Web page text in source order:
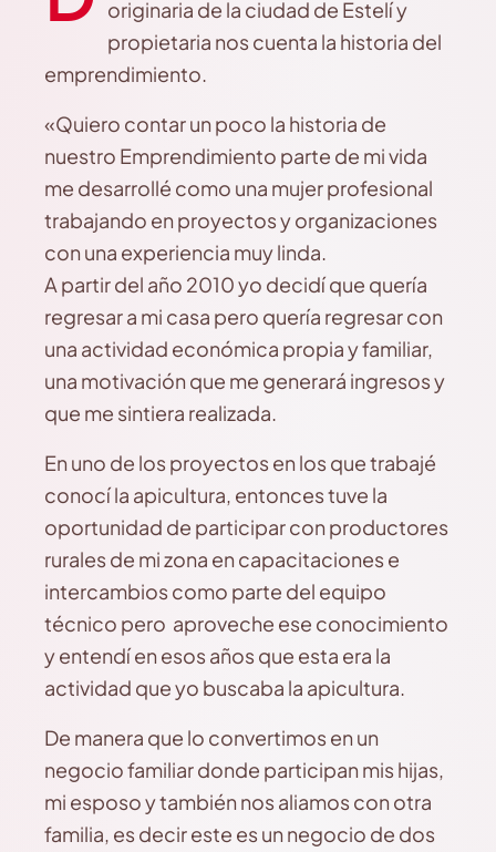
originaria de la ciudad de Estelí y
propietaria nos cuenta la historia del
emprendimiento.
«Quiero contar un poco la historia de
nuestro Emprendimiento parte de mi vida
me desarrollé como una mujer profesional
trabajando en proyectos y organizaciones
con una experiencia muy linda.
A partir del año 2010 yo decidí que quería
regresar a mi casa pero quería regresar con
una actividad económica propia y familiar,
una motivación que me generará ingresos y
que me sintiera realizada.
En uno de los proyectos en los que trabajé
conocí la apicultura, entonces tuve la
oportunidad de participar con productores
rurales de mi zona en capacitaciones e
intercambios como parte del equipo
técnico pero aproveche ese conocimiento
y entendí en esos años que esta era la
actividad que yo buscaba la apicultura.
De manera que lo convertimos en un
negocio familiar donde participan mis hijas,
mi esposo y también nos aliamos con otra
familia, es decir este es un negocio de dos